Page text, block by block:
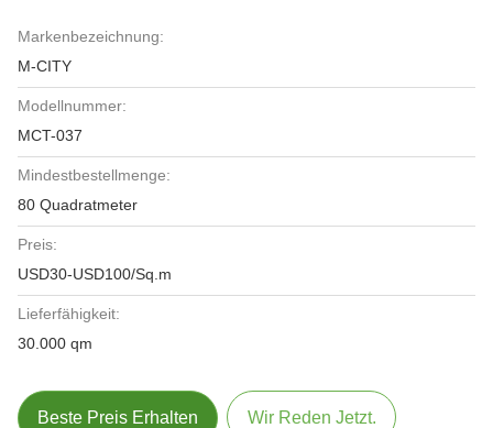
Markenbezeichnung:
M-CITY
Modellnummer:
MCT-037
Mindestbestellmenge:
80 Quadratmeter
Preis:
USD30-USD100/Sq.m
Lieferfähigkeit:
30.000 qm
Beste Preis Erhalten Wir Reden Jetzt.